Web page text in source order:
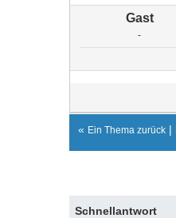
Gast
-
« Ein Thema zurück |
Schnellantwort